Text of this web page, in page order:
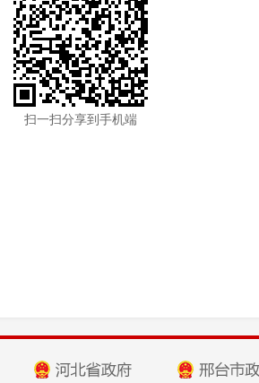
扫一扫分享到手机端